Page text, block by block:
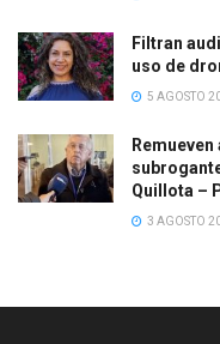
Filtran
uso de
5 AGOSTO
Quillota –
3 AGOSTO